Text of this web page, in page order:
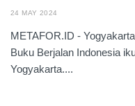
24 MAY 2024
METAFOR.ID -
Buku Berjalan Indonesia
Yogyakarta....